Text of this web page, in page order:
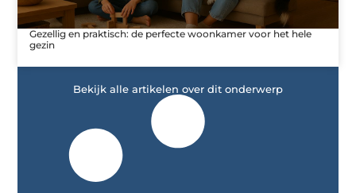
Gezellig en praktisch: de perfecte woonkamer voor het hele
gezin
Bekijk alle artikelen over dit onderwerp